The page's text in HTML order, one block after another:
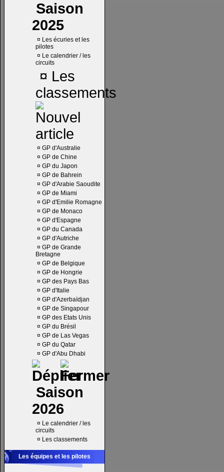
Saison
2025
¤ Les écuries et les
pilotes
¤ Le calendrier / les
circuits
¤ Les
classements
¤ GP d'Australie
¤ GP de Chine
¤ GP du Japon
¤ GP de Bahrein
¤ GP d'Arabie Saoudite
¤ GP de Miami
¤ GP d'Emilie Romagne
¤ GP de Monaco
¤ GP d'Espagne
¤ GP du Canada
¤ GP d'Autriche
¤ GP de Grande
Bretagne
¤ GP de Belgique
¤ GP de Hongrie
¤ GP des Pays Bas
¤ GP d'Italie
¤ GP d'Azerbaïdjan
¤ GP de Singapour
¤ GP des Etats Unis
¤ GP du Brésil
¤ GP de Las Vegas
¤ GP du Qatar
¤ GP d'Abu Dhabi
Saison
2026
¤ Le calendrier / les
circuits
¤ Les classements
Les équipes et les pilotes